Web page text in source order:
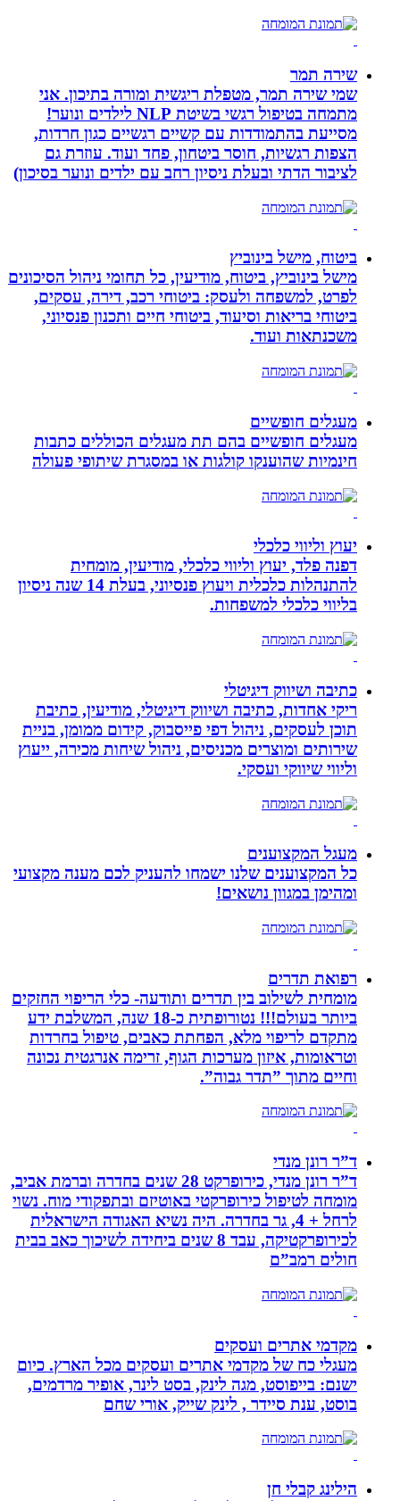
שירה תמר
שמי שירה תמר, מטפלת ריגשית ומורה בתיכון. אני
מתמחה בטיפול רגשי בשיטת NLP לילדים ונוער!
מסייעת בהתמודדות עם קשיים רגשיים כגון חרדות,
הצפות רגשיות, חוסר ביטחון, פחד ועוד. עוזרת גם
לציבור הדתי ובעלת ניסיון רחב עם ילדים ונוער בסיכון)
ביטוח, מישל בינוביץ
מישל בינוביץ, ביטוח, מודיעין, כל תחומי ניהול הסיכונים
לפרט, למשפחה ולעסק: ביטוחי רכב, דירה, עסקים,
ביטוחי בריאות וסיעוד, ביטוחי חיים ותכנון פנסיוני,
משכנתאות ועוד.
מעגלים חופשיים
מעגלים חופשיים בהם תת מעגלים הכוללים כתבות
חינמיות שהוענקו קולגות או במסגרת שיתופי פעולה
יעוץ וליווי כלכלי
דפנה פלד, יעוץ וליווי כלכלי, מודיעין, מומחית
להתנהלות כלכלית ויעוץ פנסיוני, בעלת 14 שנה ניסיון
בליווי כלכלי למשפחות.
כתיבה ושיווק דיגיטלי
ריקי אחדות, כתיבה ושיווק דיגיטלי, מודיעין, כתיבת
תוכן לעסקים, ניהול דפי פייסבוק, קידום ממומן, בניית
שירותים ומוצרים מכניסים, ניהול שיחות מכירה, ייעוץ
וליווי שיווקי ועסקי.
מעגל המקצוענים
כל המקצוענים שלנו ישמחו להעניק לכם מענה מקצועי
ומהימן במגוון נושאים!
רפואת תדרים
מומחית לשילוב בין תדרים ותודעה- כלי הריפוי החזקים
ביותר בעולם!!! נטורופתית כ-18 שנה, המשלבת ידע
מתקדם לריפוי מלא, הפחתת כאבים, טיפול בחרדות
וטראומות, איזון מערכות הגוף, זרימה אנרגטית נכונה
וחיים מתוך ”תדר גבוה”.
ד”ר רונן מנדי
ד”ר רונן מנדי, כירופרקט 28 שנים בחדרה וברמת אביב,
מומחה לטיפול כירופרקטי באוטיזם ובתפקודי מוח. נשוי
לרחל + 4, גר בחדרה. היה נשיא האגודה הישראלית
לכירופרקטיקה, עבד 8 שנים ביחידה לשיכוך כאב בבית
חולים רמב”ם
מקדמי אתרים ועסקים
מעגלי כח של מקדמי אתרים ועסקים מכל הארץ. כיום
ישנם: בייפוסט, מגה לינק, בסט לינר, אופיר מרדמים,
בוסט, ענת סיידר , לינק שייק, אורי שחם
הילינג קבלי חן